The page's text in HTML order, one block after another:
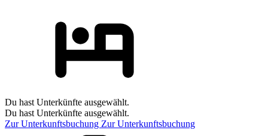
Du hast Unterkünfte ausgewählt.
Du hast Unterkünfte ausgewählt.
Zur Unterkunftsbuchung Zur Unterkunftsbuchung